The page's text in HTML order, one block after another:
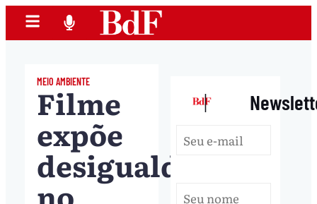
MEIO AMBIENTE
Filme
expõe
desigualdade
no
|